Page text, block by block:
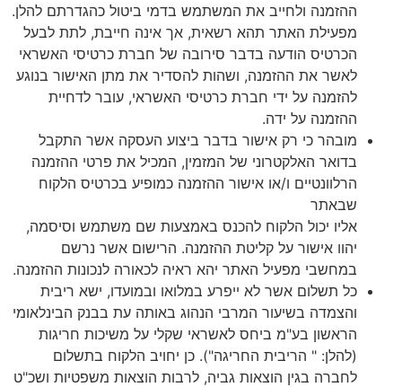
ההזמנה ולחייב את המשתמש בדמי ביטול כהגדרתם להלן.
מפעילת האתר תהא רשאית, אך אינה חייבת, לתת לבעל
הכרטיס הודעה בדבר סירובה של חברת כרטיסי האשראי
לאשר את ההזמנה, ושהות להסדיר את מתן האישור בנוגע
להזמנה על ידי חברת כרטיסי האשראי, עובר לדחיית
ההזמנה על ידה.
מובהר כי רק אישור בדבר ביצוע העסקה אשר התקבל
בדואר האלקטרוני של המזמין, המכיל את פרטי ההזמנה
הרלוונטיים ו/או אישור ההזמנה כמופיע בכרטיס הלקוח
שבאתר
אליו יכול הלקוח להכנס באמצעות שם משתמש וסיסמה,
יהוו אישור על קליטת ההזמנה. הרישום אשר נרשם
במחשבי מפעיל האתר יהא ראיה לכאורה לנכונות ההזמנה.
כל תשלום אשר לא ייפרע במלואו ובמועדו, ישא ריבית
והצמדה בשיעור המרבי הנהוג באותה עת בבנק הבינלאומי
הראשון בע"מ ביחס לאשראי שקלי על משיכות חריגות
(להלן: " הריבית החריגה"). כן יחויב הלקוח בתשלום
לחברה בגין הוצאות גביה, לרבות הוצאות משפטיות ושכ"ט